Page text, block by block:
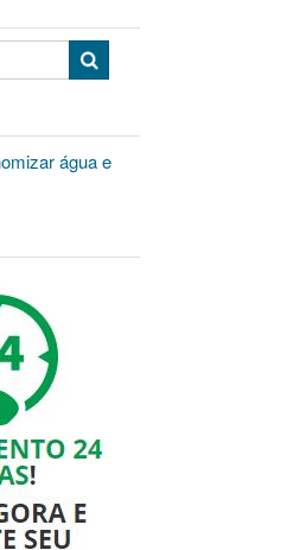
água e